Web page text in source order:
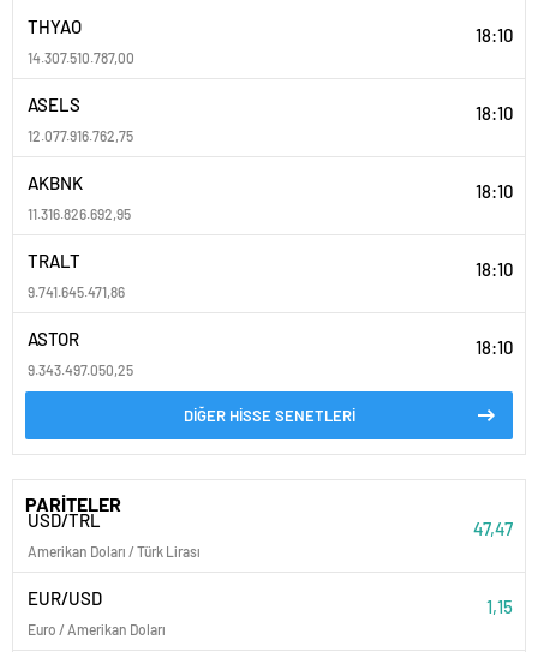
THYAO
14.307.510.787,00
18:10
ASELS
12.077.916.762,75
18:10
AKBNK
11.316.826.692,95
18:10
TRALT
9.741.645.471,86
18:10
ASTOR
9.343.497.050,25
18:10
DİĞER HİSSE SENETLERİ
PARİTELER
USD/TRL
Amerikan Doları / Türk Lirası
47,47
EUR/USD
Euro / Amerikan Doları
1,15